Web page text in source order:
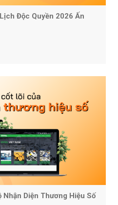
Độc Quyền 2026 Ấn
Nhận Diện Thương Hiệu Số